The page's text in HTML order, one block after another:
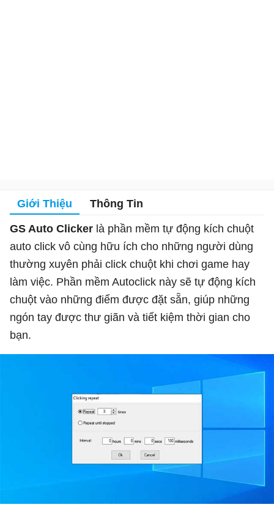
Giới Thiệu Thông Tin
GS Auto Clicker là phần mềm tự động kích chuột
auto click vô cùng hữu ích cho những người dùng
thường xuyên phải click chuột khi chơi game hay
làm việc. Phần mềm Autoclick này sẽ tự động kích
chuột vào những điểm được đặt sẵn, giúp những
ngón tay được thư giãn và tiết kiệm thời gian cho
bạn.